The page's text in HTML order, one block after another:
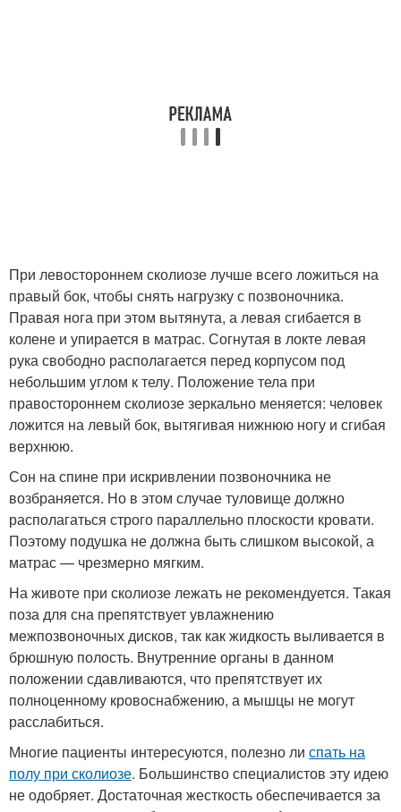
При левостороннем сколиозе лучше всего ложиться на
правый бок, чтобы снять нагрузку с позвоночника.
Правая нога при этом вытянута, а левая сгибается в
колене и упирается в матрас. Согнутая в локте левая
рука свободно располагается перед корпусом под
небольшим углом к телу. Положение тела при
правостороннем сколиозе зеркально меняется: человек
ложится на левый бок, вытягивая нижнюю ногу и сгибая
верхнюю.
Сон на спине при искривлении позвоночника не
возбраняется. Но в этом случае туловище должно
располагаться строго параллельно плоскости кровати.
Поэтому подушка не должна быть слишком высокой, а
матрас — чрезмерно мягким.
На животе при сколиозе лежать не рекомендуется. Такая
поза для сна препятствует увлажнению
межпозвоночных дисков, так как жидкость выливается в
брюшную полость. Внутренние органы в данном
положении сдавливаются, что препятствует их
полноценному кровоснабжению, а мышцы не могут
расслабиться.
Многие пациенты интересуются, полезно ли спать на
полу при сколиозе. Большинство специалистов эту идею
не одобряет. Достаточная жесткость обеспечивается за